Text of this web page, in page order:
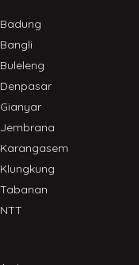
Badung
Bangli
Buleleng
Denpasar
Gianyar
Jembrana
Karangasem
Klungkung
Tabanan
NTT